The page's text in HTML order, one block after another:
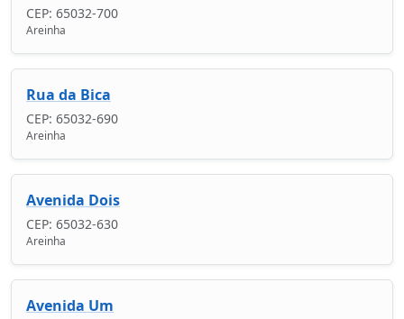
CEP: 65032-700
Areinha
Rua da Bica
CEP: 65032-690
Areinha
Avenida Dois
CEP: 65032-630
Areinha
Avenida Um